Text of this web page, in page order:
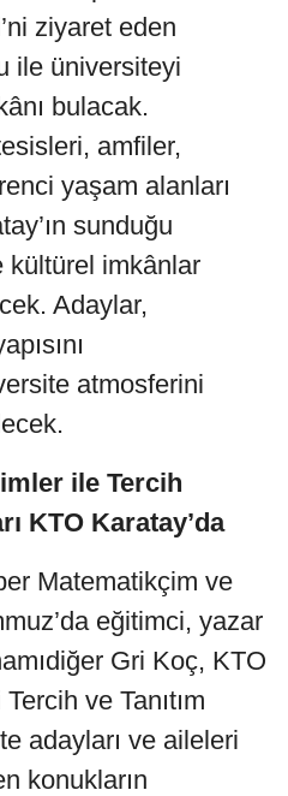
ziyaret eden
ile üniversiteyi
bulacak.
amfiler,
yaşam alanları
sunduğu
kültürel imkânlar
Adaylar,
atmosferini
ile Tercih
KTO Karatay’da
Matematikçim ve
eğitimci, yazar
Gri Koç, KTO
ve Tanıtım
adayları ve aileleri
konukların